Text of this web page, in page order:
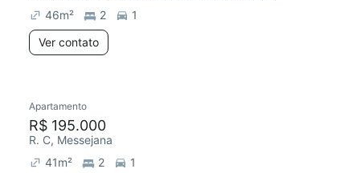
46m² 2
1
Ver contato
Chegou este mês
Apartamento
R$ 195.000
R. C, Messejana
41m² 2
1